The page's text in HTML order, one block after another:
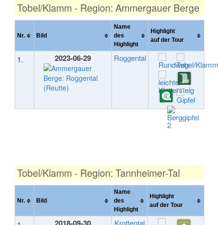
Tobel/Klamm - Region: Ammergauer Berge
Nr. Bild
Name
des
Highlight
Highlight
auf der Tour
1. 2023-06-29 Roggental
Tobel/Klamm - Region: Tannheimer-Tal
Nr. Bild
Name
des
Highlight
Highlight
auf der Tour
Krottental